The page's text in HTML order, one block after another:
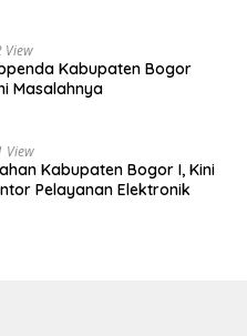
View
Kabupaten Bogor
Masalahnya
View
Kabupaten Bogor I, Kini
Pelayanan Elektronik